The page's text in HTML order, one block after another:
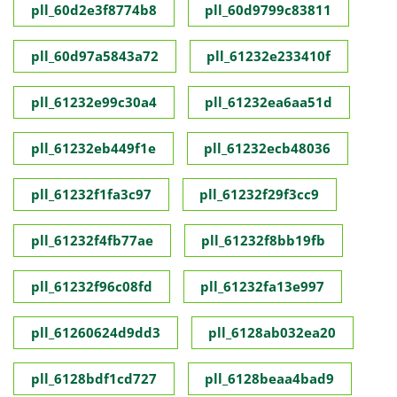
pll_60d2e3f8774b8 pll_60d9799c83811
pll_60d97a5843a72 pll_61232e233410f
pll_61232e99c30a4 pll_61232ea6aa51d
pll_61232eb449f1e pll_61232ecb48036
pll_61232f1fa3c97 pll_61232f29f3cc9
pll_61232f4fb77ae pll_61232f8bb19fb
pll_61232f96c08fd pll_61232fa13e997
pll_61260624d9dd3 pll_6128ab032ea20
pll_6128bdf1cd727 pll_6128beaa4bad9